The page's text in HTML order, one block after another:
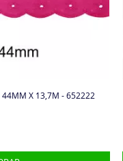
44MM X 13,7M - 652222